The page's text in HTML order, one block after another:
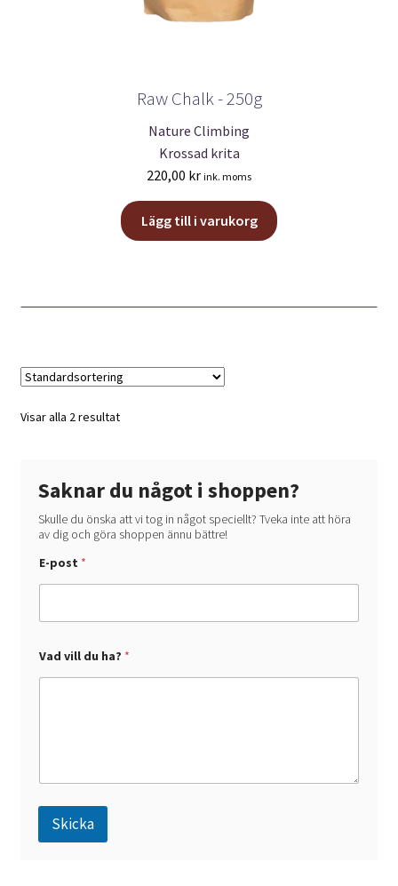
Raw Chalk - 250g
Nature Climbing
Krossad krita
220,00 kr ink. moms
Lägg till i varukorg
Visar alla 2 resultat
Saknar du något i shoppen?
Skulle du önska att vi tog in något speciellt? Tveka inte att höra
av dig och göra shoppen ännu bättre!
i
-
o
E-post *
Vad vill du ha? *
Skicka